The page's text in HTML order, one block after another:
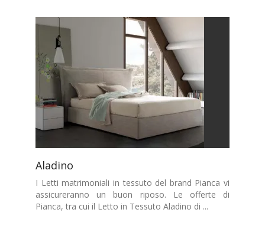
Aladino
I Letti matrimoniali in tessuto del brand Pianca vi
assicureranno un buon riposo. Le offerte di
Pianca, tra cui il Letto in Tessuto Aladino di ...